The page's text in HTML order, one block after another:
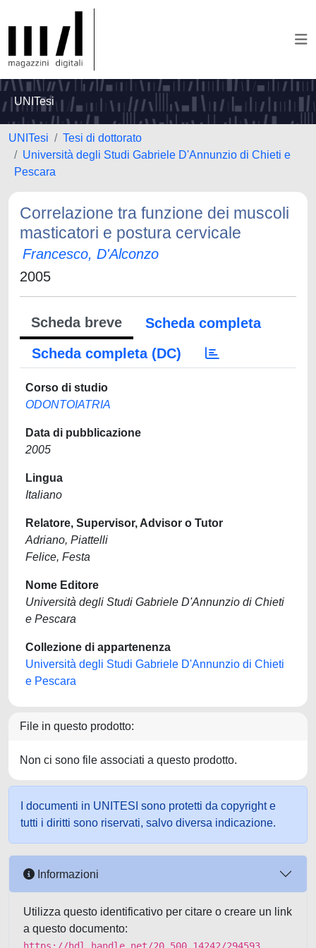
UNITesi
UNITesi
Tesi di dottorato
Università degli Studi Gabriele D'Annunzio di Chieti e
Pescara
Correlazione tra funzione dei muscoli
masticatori e postura cervicale
Francesco, D'Alconzo
2005
Scheda breve
Scheda completa
Scheda completa (DC)
Corso di studio
ODONTOIATRIA
Data di pubblicazione
2005
Lingua
Italiano
Relatore, Supervisor, Advisor o Tutor
Adriano, Piattelli
Felice, Festa
Nome Editore
Università degli Studi Gabriele D'Annunzio di Chieti
e Pescara
Collezione di appartenenza
Università degli Studi Gabriele D'Annunzio di Chieti
e Pescara
File in questo prodotto:
Non ci sono file associati a questo prodotto.
I documenti in UNITESI sono protetti da copyright e
tutti i diritti sono riservati, salvo diversa indicazione.
Informazioni
Utilizza questo identificativo per citare o creare un link
a questo documento: